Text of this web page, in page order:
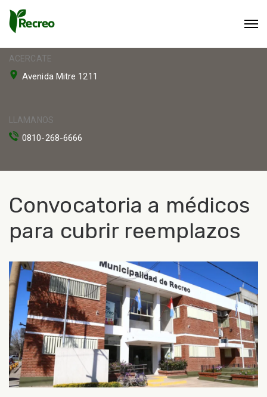
ACERCATE
Avenida Mitre 1211
LLAMANOS
0810-268-6666
Convocatoria a médicos
para cubrir reemplazos